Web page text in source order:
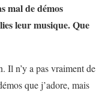
mal de démos
leur musique. Que
n’y a pas vraiment de
que j’adore, mais